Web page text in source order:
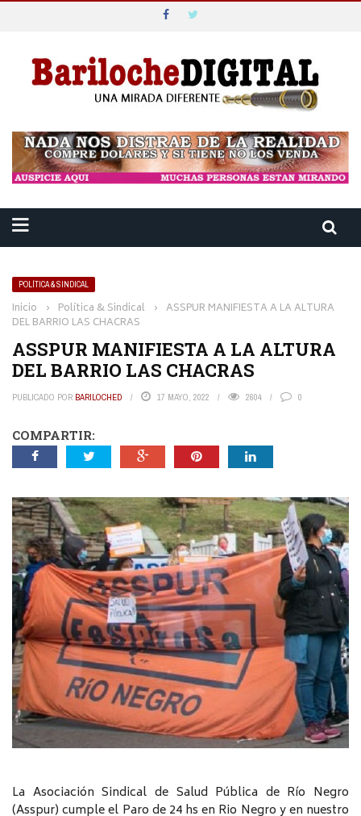
POLÍTICA & SINDICAL
Inicio › Política & Sindical › ASSPUR MANIFIESTA A LA ALTURA
DEL BARRIO LAS CHACRAS
ASSPUR MANIFIESTA A LA ALTURA
DEL BARRIO LAS CHACRAS
PUBLICADO POR BARILOCHED 17 MAYO, 2022 2604 0
COMPARTIR:
La Asociación Sindical de Salud Pública de Río Negro
(Asspur) cumple el Paro de 24 hs en Rio Negro y en nuestro